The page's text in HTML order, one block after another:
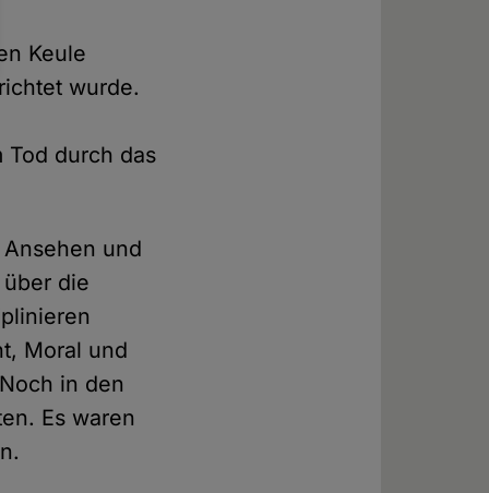
Keule
wurde.
Tod durch das
und
die
Moral und
in den
Es waren